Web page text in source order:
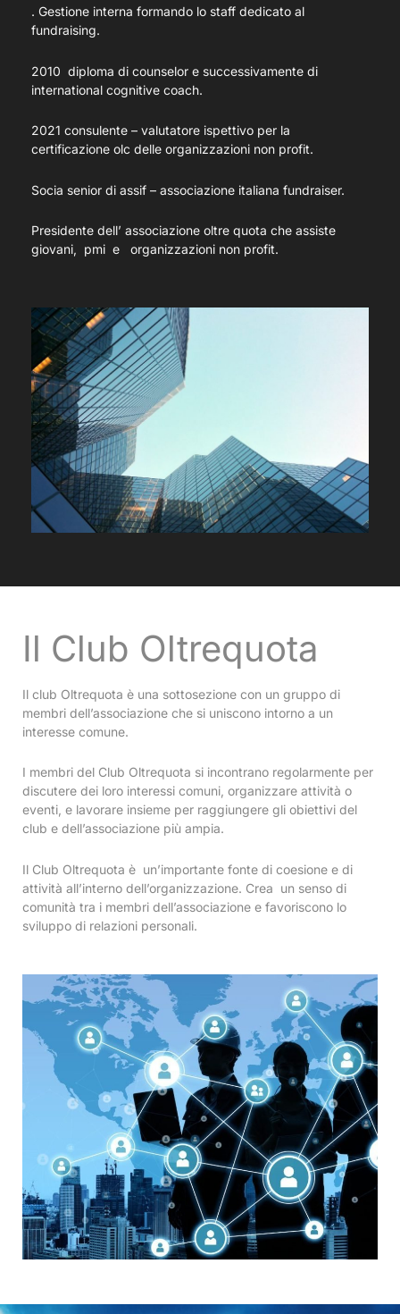
. Gestione interna formando lo staff dedicato al
fundraising.
2010 diploma di counselor e successivamente di
international cognitive coach.
2021 consulente – valutatore ispettivo per la
certificazione olc delle organizzazioni non profit.
Socia senior di assif – associazione italiana fundraiser.
Presidente dell’ associazione oltre quota che assiste
giovani, pmi e organizzazioni non profit.
Il Club Oltrequota
Il club Oltrequota è una sottosezione con un gruppo di
membri dell’associazione che si uniscono intorno a un
interesse comune.
I membri del Club Oltrequota si incontrano regolarmente per
discutere dei loro interessi comuni, organizzare attività o
eventi, e lavorare insieme per raggiungere gli obiettivi del
club e dell’associazione più ampia.
Il Club Oltrequota è un’importante fonte di coesione e di
attività all’interno dell’organizzazione. Crea un senso di
comunità tra i membri dell’associazione e favoriscono lo
sviluppo di relazioni personali.